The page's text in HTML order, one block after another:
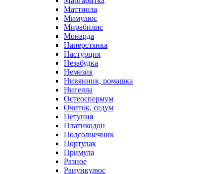
Маттиола
Мимулюс
Мирабилис
Монарда
Наперстянка
Настурция
Незабудка
Немезия
Нивянник, ромашка
Нигелла
Остеоспермум
Очиток, седум
Петуния
Платикодон
Подсолнечник
Портулак
Примула
Разное
Ранункулюс